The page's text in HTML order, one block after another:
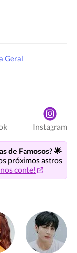
Geral
Instagram
de Famosos? 🌟
próximos astros
conte!